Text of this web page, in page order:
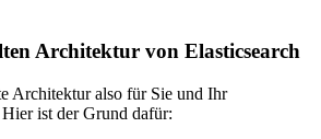
Architektur von Elasticsearch
Architektur also für Sie und Ihr
ist der Grund dafür: